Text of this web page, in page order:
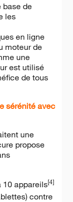
base de
les
en ligne
moteur de
une
est utilisé
de tous
sérénité avec
une
propose
10 appareils[4]
contre